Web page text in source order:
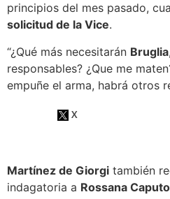
principios del mes pasado,
solicitud de la Vice.
“¿Qué más necesitarán Bruglia,
responsables? ¿Que me
empuñe el arma, habrá otros
Martínez de Giorgi también
indagatoria a Rossana Caputo